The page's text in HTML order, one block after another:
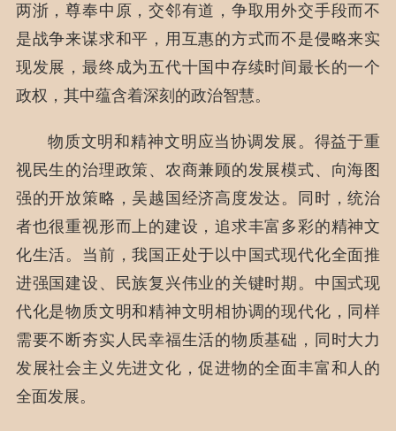
两浙，尊奉中原，交邻有道，争取用外交手段而不
是战争来谋求和平，用互惠的方式而不是侵略来实
现发展，最终成为五代十国中存续时间最长的一个
政权，其中蕴含着深刻的政治智慧。
物质文明和精神文明应当协调发展。得益于重
视民生的治理政策、农商兼顾的发展模式、向海图
强的开放策略，吴越国经济高度发达。同时，统治
者也很重视形而上的建设，追求丰富多彩的精神文
化生活。当前，我国正处于以中国式现代化全面推
进强国建设、民族复兴伟业的关键时期。中国式现
代化是物质文明和精神文明相协调的现代化，同样
需要不断夯实人民幸福生活的物质基础，同时大力
发展社会主义先进文化，促进物的全面丰富和人的
全面发展。